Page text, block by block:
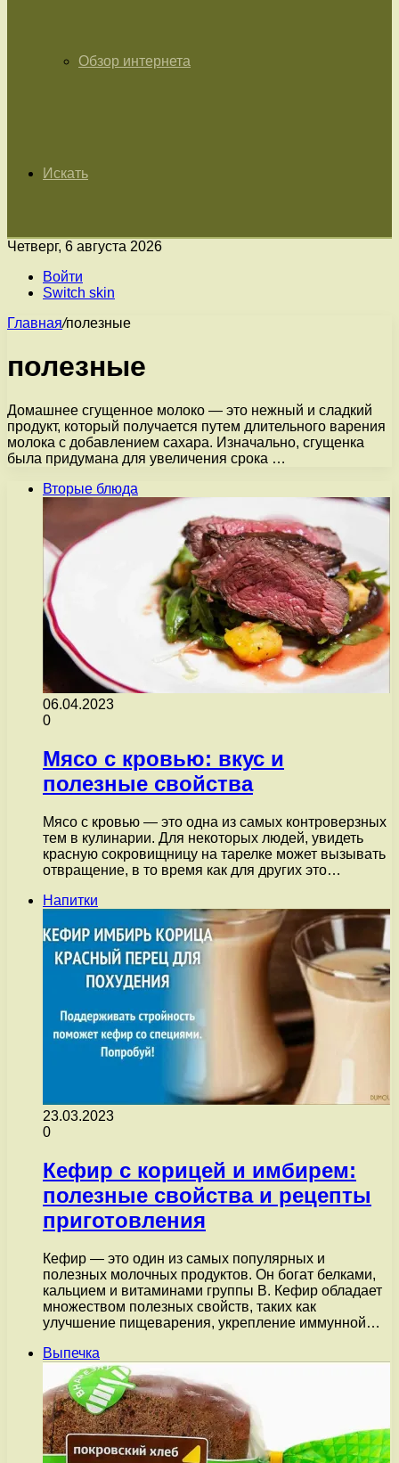
Обзор интернета
Искать
Четверг, 6 августа 2026
Войти
Switch skin
Главная/полезные
полезные
Домашнее сгущенное молоко — это нежный и сладкий
продукт, который получается путем длительного варения
молока с добавлением сахара. Изначально, сгущенка
была придумана для увеличения срока …
Вторые блюда
06.04.2023
0
Мясо с кровью: вкус и
полезные свойства
Мясо с кровью — это одна из самых контроверзных
тем в кулинарии. Для некоторых людей, увидеть
красную сокровищницу на тарелке может вызывать
отвращение, в то время как для других это…
Напитки
23.03.2023
0
Кефир с корицей и имбирем:
полезные свойства и рецепты
приготовления
Кефир — это один из самых популярных и
полезных молочных продуктов. Он богат белками,
кальцием и витаминами группы В. Кефир обладает
множеством полезных свойств, таких как
улучшение пищеварения, укрепление иммунной…
Выпечка